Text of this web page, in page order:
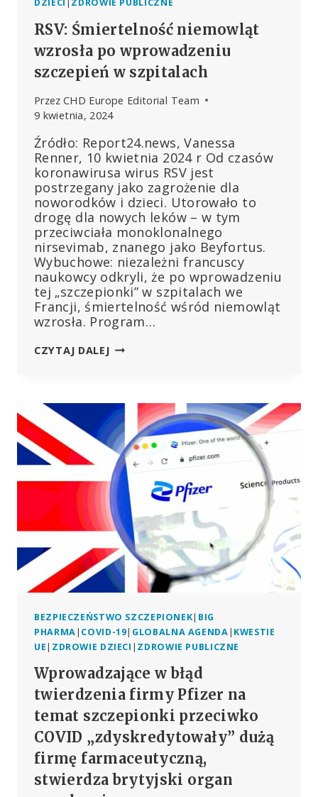
DZIECI | ZDROWIE PUBLICZNE
RSV: Śmiertelność niemowląt
wzrosła po wprowadzeniu
szczepień w szpitalach
Przez CHD Europe Editorial Team
9 kwietnia, 2024
Źródło: Report24.news, Vanessa
Renner, 10 kwietnia 2024 r Od czasów
koronawirusa wirus RSV jest
postrzegany jako zagrożenie dla
noworodków i dzieci. Utorowało to
drogę dla nowych leków – w tym
przeciwciała monoklonalnego
nirsevimab, znanego jako Beyfortus.
Wybuchowe: niezależni francuscy
naukowcy odkryli, że po wprowadzeniu
tej „szczepionki” w szpitalach we
Francji, śmiertelność wśród niemowląt
wzrosła. Program…
CZYTAJ DALEJRSV:
PO
WPROWADZENIU
SZCZEPIEŃ
W
SZPITALACH
BEZPIECZEŃSTWO SZCZEPIONEK| BIG
PHARMA| COVID-19| GLOBALNA AGENDA| KWESTIE
UE| ZDROWIE DZIECI | ZDROWIE PUBLICZNE
Wprowadzające w błąd
twierdzenia firmy Pfizer na
temat szczepionki przeciwko
COVID „zdyskredytowały” dużą
firmę farmaceutyczną,
stwierdza brytyjski organ